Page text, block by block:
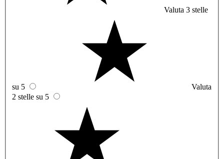
Valuta 3 stelle
su 5
Valuta
2 stelle su 5